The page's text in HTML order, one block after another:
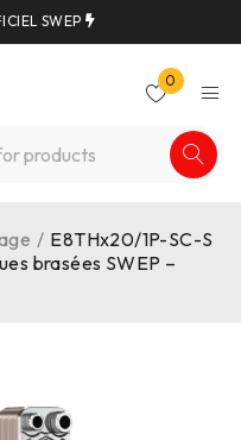
SWEP
0
/ E8THx20/1P-SC-S
brasées SWEP –